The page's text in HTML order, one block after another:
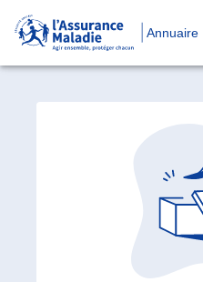
Annuaire